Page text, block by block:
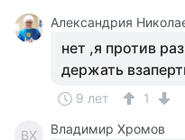
Александрия
нет ,я против
держать
9 лет 1
ВХ Владимир Хромов